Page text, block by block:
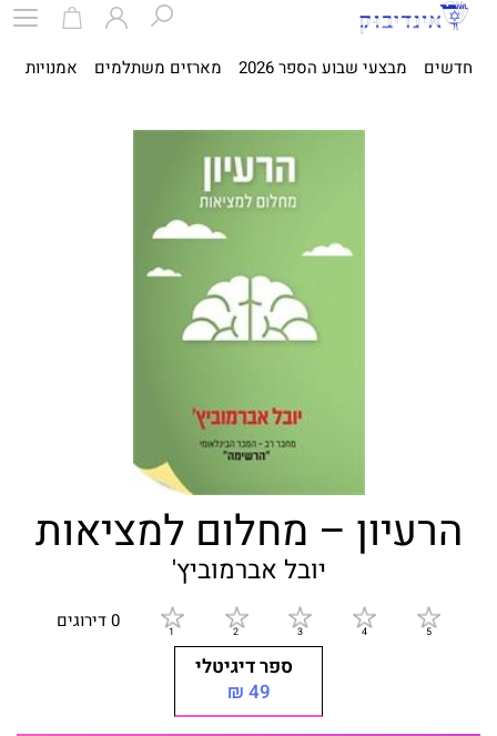
חדשים מבצעי שבוע הספר 2026 מארזים משתלמים אמנויות
הרעיון – מחלום למציאות
יובל אברמוביץ'
0 דירוגים
ספר דיגיטלי
49 ₪